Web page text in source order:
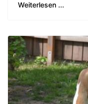
Weiterlesen ...